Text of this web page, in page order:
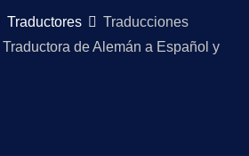
Traductores
Traducciones
de Alemán a Español y